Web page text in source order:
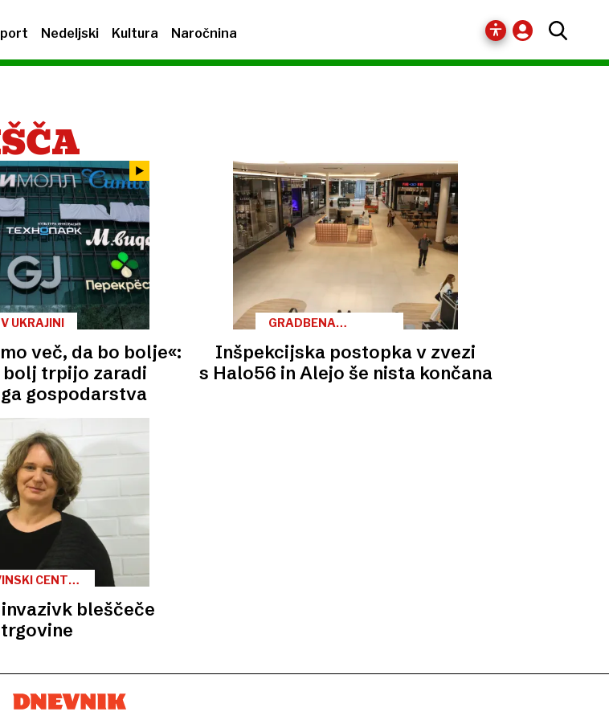
Nedeljski Kultura Naročnina
UKRAJINI
več, da bo bolje«:
bolj trpijo zaradi
gospodarstva
GRADBENA
Inšpekcijska postopka v zvezi
s Halo56 in Alejo še nista končana
CENTRI
bleščeče
trgovine